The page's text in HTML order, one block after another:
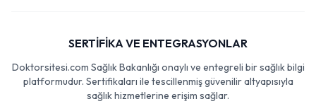
SERTİFİKA VE ENTEGRASYONLAR
Doktorsitesi.com Sağlık Bakanlığı onaylı ve entegreli bir sağlık bilgi
platformudur. Sertifikaları ile tescillenmiş güvenilir altyapısıyla
sağlık hizmetlerine erişim sağlar.